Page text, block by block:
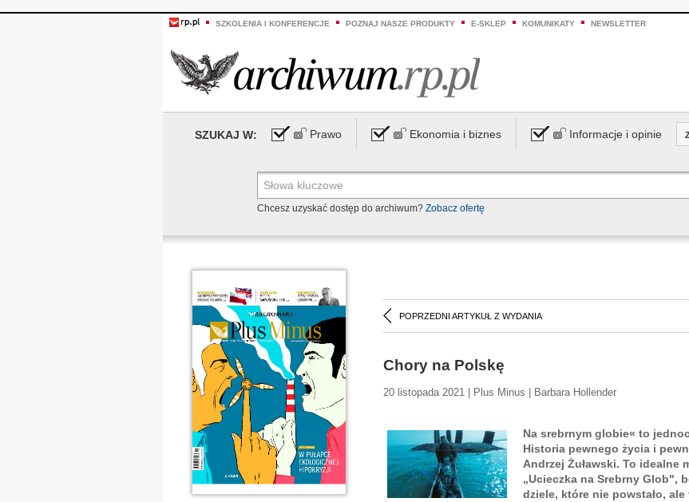
SZKOLENIA I KONFERENCJE POZNAJ NASZE PRODUKTY E-SKLEP KOMUNIKATY NEWSLETTER
SZUKAJ W: Prawo Ekonomia i biznes Informacje i opinie
Chcesz uzyskać dostęp do archiwum? Zobacz ofertę
POPRZEDNI ARTYKUŁ Z WYDANIA
Chory na Polskę
20 listopada 2021 | Plus Minus | Barbara Hollender
Na srebrnym globie« to
Historia pewnego życia i
Andrzej Żuławski. To
„Ucieczka na Srebrny Glob",
dziele, które nie powstało,